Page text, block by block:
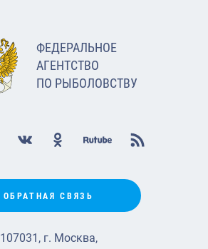
ФЕДЕРАЛЬНОЕ
АГЕНТСТВО
ПО РЫБОЛОВСТВУ
ОБРАТНАЯ СВЯЗЬ
107031, г. Москва,